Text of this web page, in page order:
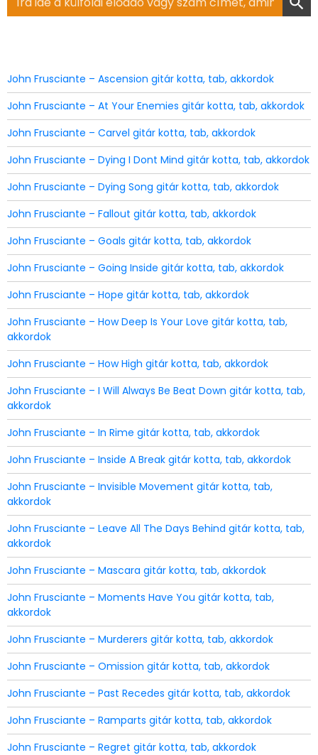
for:
John Frusciante – Ascension gitár kotta, tab, akkordok
John Frusciante – At Your Enemies gitár kotta, tab, akkordok
John Frusciante – Carvel gitár kotta, tab, akkordok
John Frusciante – Dying I Dont Mind gitár kotta, tab, akkordok
John Frusciante – Dying Song gitár kotta, tab, akkordok
John Frusciante – Fallout gitár kotta, tab, akkordok
John Frusciante – Goals gitár kotta, tab, akkordok
John Frusciante – Going Inside gitár kotta, tab, akkordok
John Frusciante – Hope gitár kotta, tab, akkordok
John Frusciante – How Deep Is Your Love gitár kotta, tab,
akkordok
John Frusciante – How High gitár kotta, tab, akkordok
John Frusciante – I Will Always Be Beat Down gitár kotta, tab,
akkordok
John Frusciante – In Rime gitár kotta, tab, akkordok
John Frusciante – Inside A Break gitár kotta, tab, akkordok
John Frusciante – Invisible Movement gitár kotta, tab,
akkordok
John Frusciante – Leave All The Days Behind gitár kotta, tab,
akkordok
John Frusciante – Mascara gitár kotta, tab, akkordok
John Frusciante – Moments Have You gitár kotta, tab,
akkordok
John Frusciante – Murderers gitár kotta, tab, akkordok
John Frusciante – Omission gitár kotta, tab, akkordok
John Frusciante – Past Recedes gitár kotta, tab, akkordok
John Frusciante – Ramparts gitár kotta, tab, akkordok
John Frusciante – Regret gitár kotta, tab, akkordok